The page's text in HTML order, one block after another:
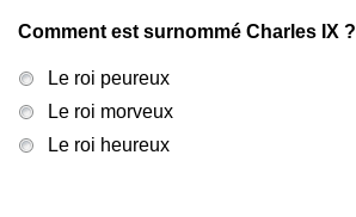
Comment est surnommé Charles IX ?
Le roi peureux
Le roi morveux
Le roi heureux